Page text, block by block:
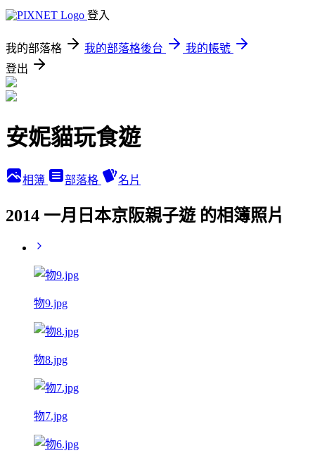
登入
我的部落格 我的部落格後台
我的帳號
登出
安妮貓玩食遊
相簿 部落格 名片
2014 一月日本京阪親子遊 的相簿照片
物9.jpg
物8.jpg
物7.jpg